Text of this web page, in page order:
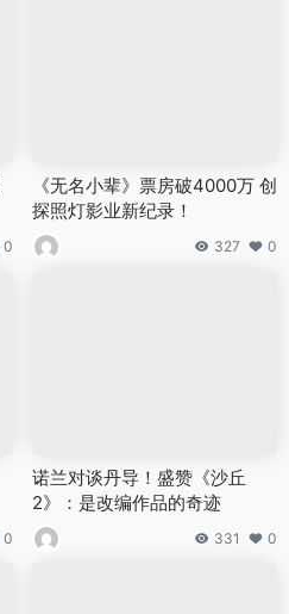
0
《无名小辈》票房破4000万 创
探照灯影业新纪录！
327 0
0
诺兰对谈丹导！盛赞《沙丘
2》：是改编作品的奇迹
331 0